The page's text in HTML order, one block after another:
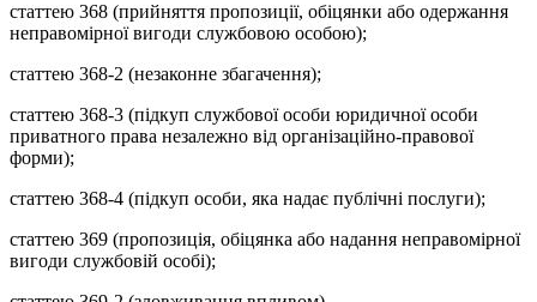
статтею 368 (прийняття пропозиції, обіцянки або одержання
неправомірної вигоди службовою особою);
статтею 368-2 (незаконне збагачення);
статтею 368-3 (підкуп службової особи юридичної особи
приватного права незалежно від організаційно-правової
форми);
статтею 368-4 (підкуп особи, яка надає публічні послуги);
статтею 369 (пропозиція, обіцянка або надання неправомірної
вигоди службовій особі);